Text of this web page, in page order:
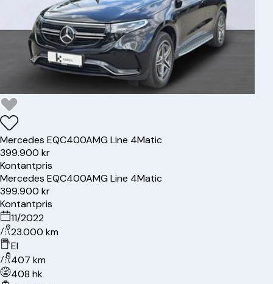
Mercedes EQC400AMG Line 4Matic
399.900 kr
Kontantpris
Mercedes EQC400AMG Line 4Matic
399.900 kr
Kontantpris
11/2022
23.000 km
El
407 km
408 hk